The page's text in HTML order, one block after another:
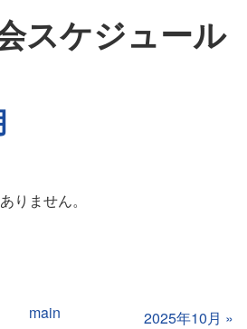
スケジュール
りません。
main 2025年10月 »